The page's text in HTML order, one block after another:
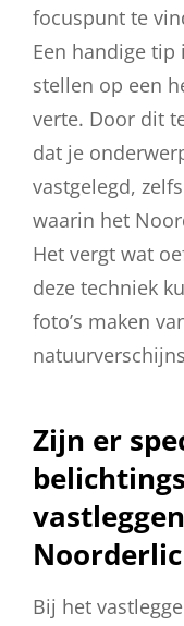
focuspunt te
Een handige
stellen op een
verte. Door dit
dat je
vastgelegd,
waarin het
Het vergt wat
deze techniek
foto’s maken
Zijn er
Bij het